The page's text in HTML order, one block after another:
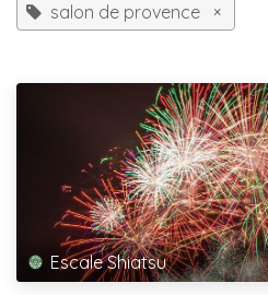
salon de provence ×
Escale Shiatsu